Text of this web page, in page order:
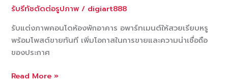
รับรีทัชตัดต่อรูปภาพ / digiart888
รับแต่งภาพคอนโดห้องพักอาคาร อพาร์ทเมนต์ให้สวยเรียบหรู
พร้อมโพสต์ขายทันที เพิ่มโอกาสในการขายและความน่าเชื่อถือ
ของประกาศ
รับ
Read More »